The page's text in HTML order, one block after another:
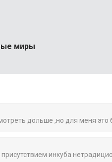
миры
дольше ,но для меня это
инкуба